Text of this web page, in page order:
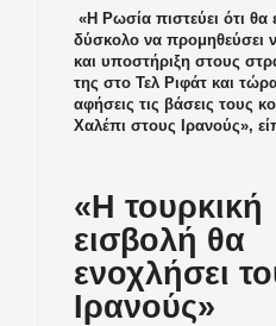
«Η Ρωσία πιστεύει ότι θα
δύσκολο να προμηθεύσει
και υποστήριξη στους
της στο Τελ Ριφάτ και
αφήσεις τις βάσεις τους
Χαλέπι στους Ιρανούς»,
«Η τουρκική
εισβολή θα
ενοχλήσει
Ιρανούς»